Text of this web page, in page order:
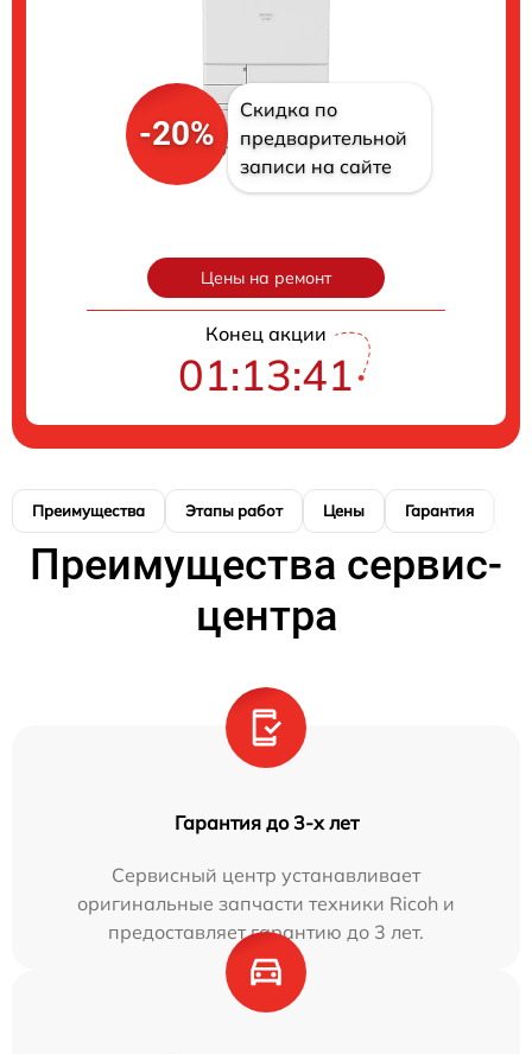
-20%
Скидка по
предварительной
записи на сайте
Цены на ремонт
Конец акции
01:13:40
Преимущества Этапы работ Цены Гарантия
Преимущества сервис-
центра
Гарантия до 3-х лет
Сервисный центр устанавливает
оригинальные запчасти техники Ricoh и
предоставляет гарантию до 3 лет.